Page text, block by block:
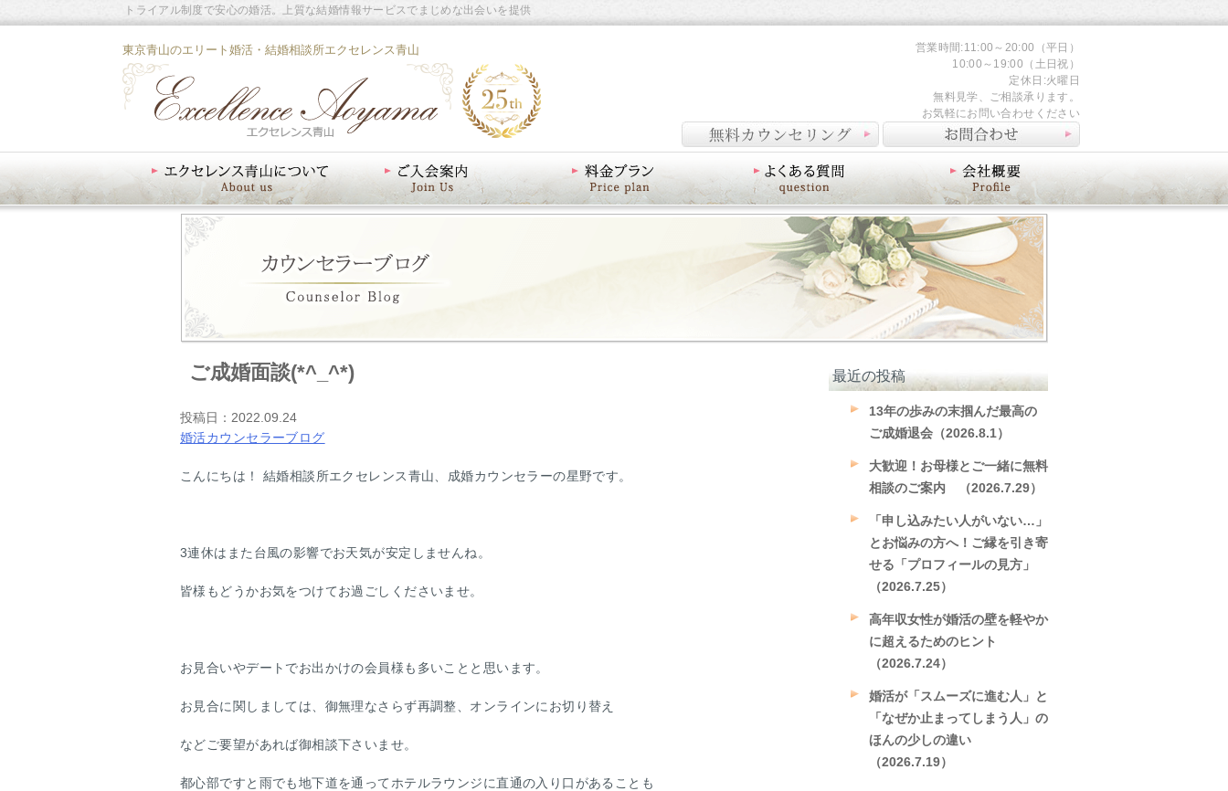
東京青山のエリート婚活・結婚相談所エクセレンス青山
トライアル制度で安心の婚活。上質な結婚情報サービスでまじめな出会いを提供
営業時間:11:00～20:00（平日）
10:00～19:00（土日祝）
定休日:火曜日
無料見学、ご相談承ります。
お気軽にお問い合わせください
エクセレンス青山について 会社概要
ご成婚面談(*^_^*)
投稿日： 2022.09.24
婚活カウンセラーブログ
こんにちは！ 結婚相談所エクセレンス青山、成婚カウンセラーの星野です。
3連休はまた台風の影響でお天気が安定しませんね。
皆様もどうかお気をつけてお過ごしくださいませ。
お見合いやデートでお出かけの会員様も多いことと思います。
お見合に関しましては、御無理なさらず再調整、オンラインにお切り替え
などご要望があれば御相談下さいませ。
都心部ですと雨でも地下道を通ってホテルラウンジに直通の入り口があることも
最近の投稿
13年の歩みの末掴んだ最高の
ご成婚退会（2026.8.1）
大歓迎！お母様とご一緒に無料
相談のご案内 （2026.7.29）
「申し込みたい人がいない…」
とお悩みの方へ！ご縁を引き寄
せる「プロフィールの見方」
（2026.7.25）
高年収女性が婚活の壁を軽やか
に超えるためのヒント
（2026.7.24）
婚活が「スムーズに進む人」と
「なぜか止まってしまう人」の
ほんの少しの違い
（2026.7.19）